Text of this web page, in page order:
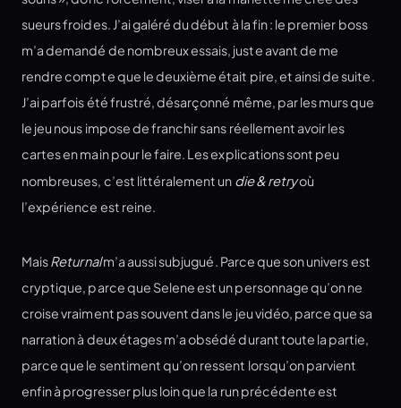
sueurs froides. J’ai galéré du début à la fin : le premier boss
m’a demandé de nombreux essais, juste avant de me
rendre compte que le deuxième était pire, et ainsi de suite.
J’ai parfois été frustré, désarçonné même, par les murs que
le jeu nous impose de franchir sans réellement avoir les
cartes en main pour le faire. Les explications sont peu
nombreuses, c’est littéralement un die & retryoù
l’expérience est reine.
MaisReturnalm’a aussi subjugué. Parce que son univers est
cryptique, parce que Selene est un personnage qu’on ne
croise vraiment pas souvent dans le jeu vidéo, parce que sa
narration à deux étages m’a obsédé durant toute la partie,
parce que le sentiment qu’on ressent lorsqu’on parvient
enfin à progresser plus loin que la run précédente est